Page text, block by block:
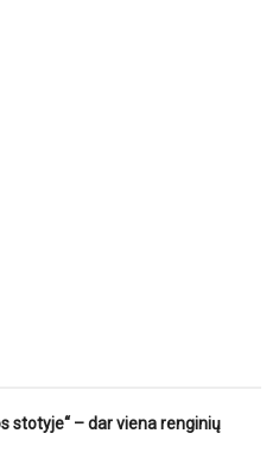
stotyje“ – dar viena renginių